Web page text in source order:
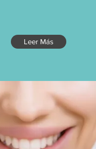
Leer Más